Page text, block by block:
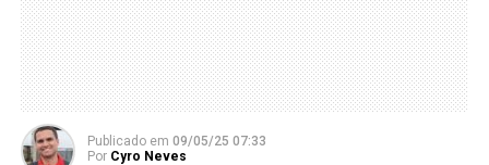
Publicado em 09/05/25 07:33
Por Cyro Neves